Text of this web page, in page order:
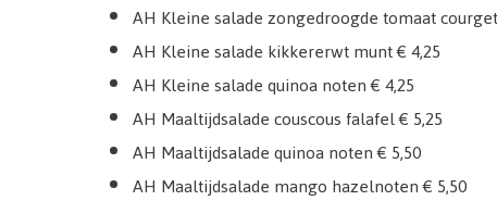
AH Kleine salade zongedroogde tomaat
AH Kleine salade kikkererwt munt € 4,25
AH Kleine salade quinoa noten € 4,25
AH Maaltijdsalade couscous falafel € 5,25
AH Maaltijdsalade quinoa noten € 5,50
AH Maaltijdsalade mango hazelnoten € 5,50